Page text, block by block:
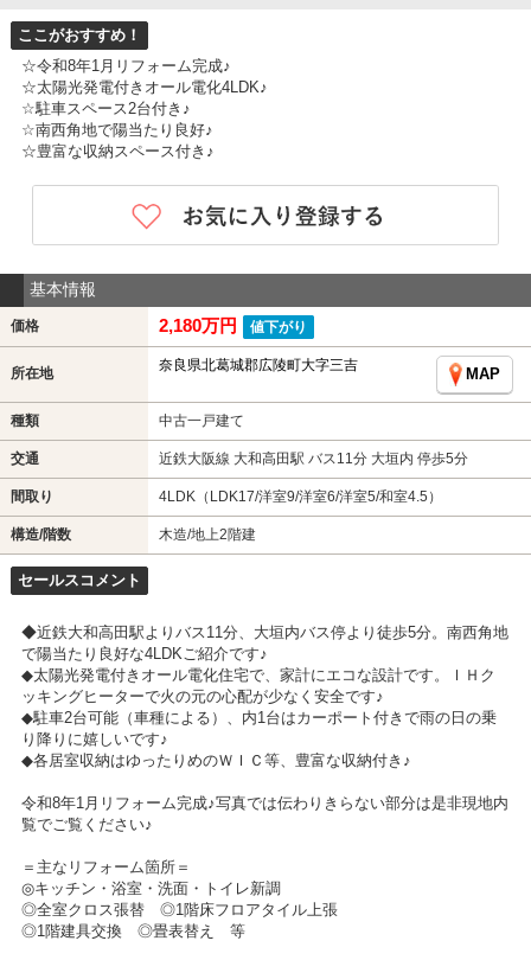
ここがおすすめ！
☆令和8年1月リフォーム完成♪
☆太陽光発電付きオール電化4LDK♪
☆駐車スペース2台付き♪
☆南西角地で陽当たり良好♪
☆豊富な収納スペース付き♪
基本情報
価格 2,180万円 値下がり
所在地 奈良県北葛城郡広陵町大字三吉
MAP
種類 中古一戸建て
交通 近鉄大阪線 大和高田駅 バス11分 大垣内 停歩5分
間取り 4LDK（LDK17/洋室9/洋室6/洋室5/和室4.5）
構造/階数 木造/地上2階建
セールスコメント
◆近鉄大和高田駅よりバス11分、大垣内バス停より徒歩5分。南西角地
で陽当たり良好な4LDKご紹介です♪
◆太陽光発電付きオール電化住宅で、家計にエコな設計です。ＩＨク
ッキングヒーターで火の元の心配が少なく安全です♪
◆駐車2台可能（車種による）、内1台はカーポート付きで雨の日の乗
り降りに嬉しいです♪
◆各居室収納はゆったりめのＷＩＣ等、豊富な収納付き♪
令和8年1月リフォーム完成♪写真では伝わりきらない部分は是非現地内
覧でご覧ください♪
＝主なリフォーム箇所＝
◎キッチン・浴室・洗面・トイレ新調
◎全室クロス張替 ◎1階床フロアタイル上張
◎1階建具交換 ◎畳表替え 等